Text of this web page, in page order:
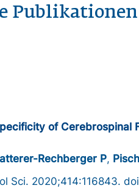
Publikationen
of Cerebrospinal
Rechberger P,
Sci. 2020;414:116843.